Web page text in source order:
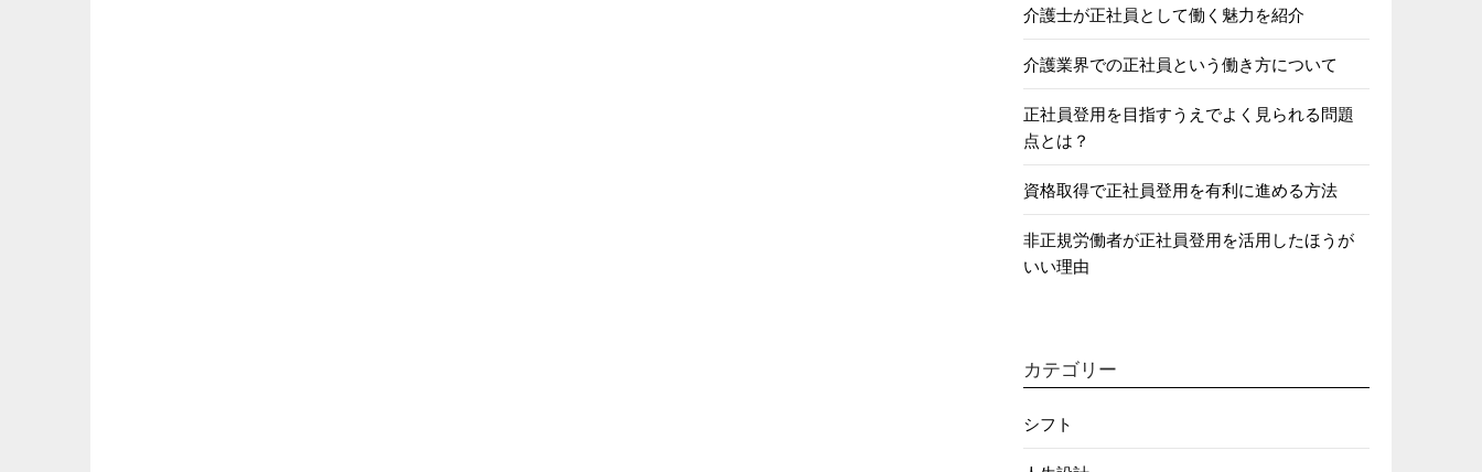
介護士が正社員として働く魅力を紹介
介護業界での正社員という働き方について
正社員登用を目指すうえでよく見られる問題
点とは？
資格取得で正社員登用を有利に進める方法
非正規労働者が正社員登用を活用したほうが
いい理由
カテゴリー
シフト